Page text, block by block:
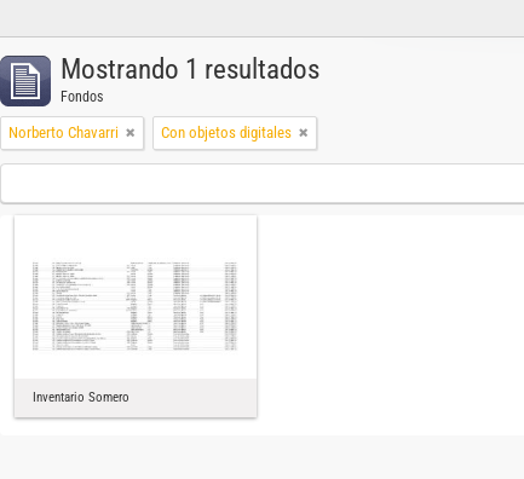
Mostrando 1 resultados
Fondos
Norberto Chavarri Con objetos digitales
Inventario Somero